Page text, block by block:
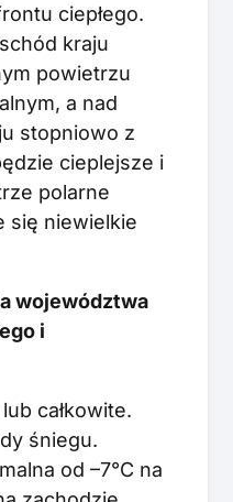
ciepłego.
kraju
powietrzu
a nad
stopniowo z
cieplejsze i
polarne
się niewielkie
województwa
i
całkowite.
śniegu.
od –7°C na